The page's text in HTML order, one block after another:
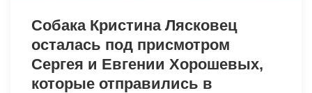
Собака Кристина Лясковец
осталась под присмотром
Сергея и Евгении Хорошевых,
которые отправились в